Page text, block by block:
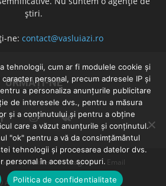
știri.
ne: contact@vasluiazi.ro
URMAȚI-NE
Twitter Instagram Email
Anonimus General Media
tehnologii, cum ar fi modulele cookie și
personal, precum adresele IP și
a personaliza anunțurile publicitare
de interesele dvs., pentru a măsura
și a conținutului și pentru a obține
care a văzut anunțurile și conținutul.
"ok" pentru a vă da consimțământul
tehnologii și procesarea datelor dvs.
personal în aceste scopuri.
Politica de confidentialitate